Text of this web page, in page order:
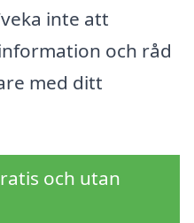
inte att
och råd
med ditt
och utan